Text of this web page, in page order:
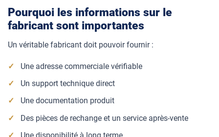
Pourquoi les informations sur le
fabricant sont importantes
Un véritable fabricant doit pouvoir fournir :
Une adresse commerciale vérifiable
Un support technique direct
Une documentation produit
Des pièces de rechange et un service après-vente